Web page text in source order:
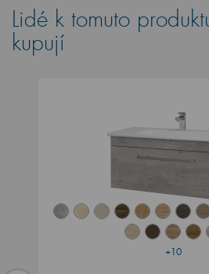
Lidé k tomuto
kupují
+10